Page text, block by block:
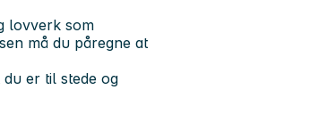
lovverk som
må du påregne at
er til stede og